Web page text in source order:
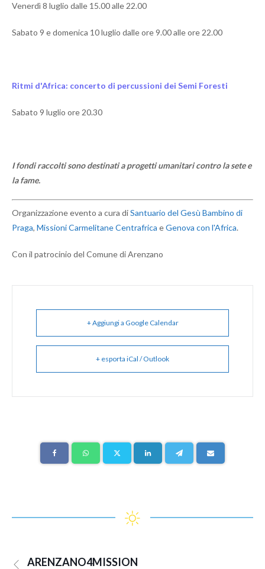
Venerdì 8 luglio dalle 15.00 alle 22.00
Sabato 9 e domenica 10 luglio dalle ore 9.00 alle ore 22.00
Ritmi d'Africa: concerto di percussioni dei Semi Foresti
Sabato 9 luglio ore 20.30
I fondi raccolti sono destinati a progetti umanitari contro la sete e
la fame.
Organizzazione evento a cura diSantuario del Gesù Bambino di
Praga, Missioni Carmelitane Centrafrica eGenova con l'Africa.
Con il patrocinio del Comune di Arenzano
+ Aggiungi a Google Calendar
+ esporta iCal / Outlook
ARENZANO4MISSION